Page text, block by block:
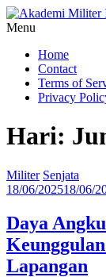
Lompat
ke
Militer
Indonesia
Jiwa
Terdepan
Indonesia!
Menu
Home
Contact
Terms of
Privacy
Hari:
Militer Senjata
18/06/202518/06/
Daya
Lapangan